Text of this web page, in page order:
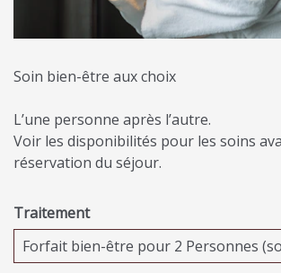
Soin bien-être aux choix
L’une personne après l’autre.
Voir les disponibilités pour les soins
réservation du séjour.
Traitement